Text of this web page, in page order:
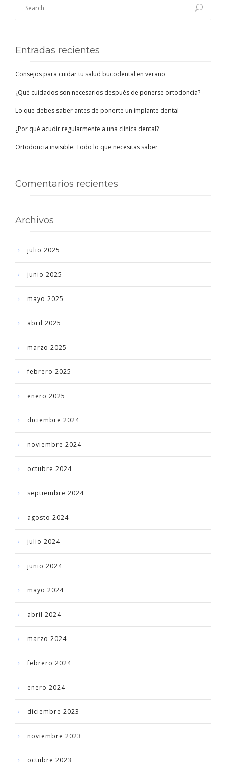
Entradas recientes
Consejos para cuidar tu salud bucodental en verano
¿Qué cuidados son necesarios después de ponerse ortodoncia?
Lo que debes saber antes de ponerte un implante dental
¿Por qué acudir regularmente a una clínica dental?
Ortodoncia invisible: Todo lo que necesitas saber
Comentarios recientes
Archivos
julio 2025
junio 2025
mayo 2025
abril 2025
marzo 2025
febrero 2025
enero 2025
diciembre 2024
noviembre 2024
octubre 2024
septiembre 2024
agosto 2024
julio 2024
junio 2024
mayo 2024
abril 2024
marzo 2024
febrero 2024
enero 2024
diciembre 2023
noviembre 2023
octubre 2023